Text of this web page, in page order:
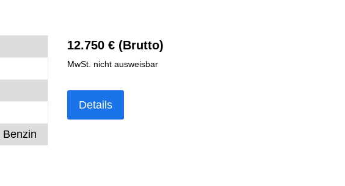
Benzin
12.750 € (Brutto)
MwSt. nicht ausweisbar
Details